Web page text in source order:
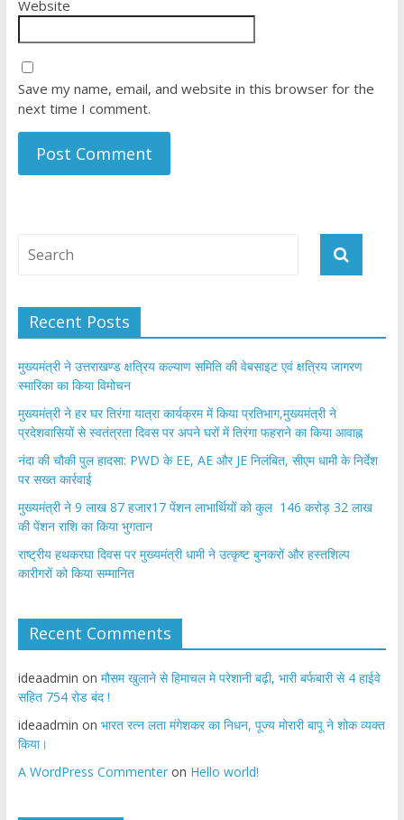
Website
Save my name, email, and website in this browser for the
next time I comment.
Recent Posts
मुख्यमंत्री ने उत्तराखण्ड क्षत्रिय कल्याण समिति की वेबसाइट एवं क्षत्रिय जागरण
स्मारिका का किया विमोचन
मुख्यमंत्री ने हर घर तिरंगा यात्रा कार्यक्रम में किया प्रतिभाग,मुख्यमंत्री ने
प्रदेशवासियों से स्वतंत्रता दिवस पर अपने घरों में तिरंगा फहराने का किया आवाह्न
नंदा की चौकी पुल हादसा: PWD के EE, AE और JE निलंबित, सीएम धामी के निर्देश
पर सख्त कार्रवाई
मुख्यमंत्री ने 9 लाख 87 हजार17 पेंशन लाभार्थियों को कुल 146 करोड़ 32 लाख
की पेंशन राशि का किया भुगतान
राष्ट्रीय हथकरघा दिवस पर मुख्यमंत्री धामी ने उत्कृष्ट बुनकरों और हस्तशिल्प
कारीगरों को किया सम्मानित
Recent Comments
ideaadmin on मौसम खुलाने से हिमाचल मे परेशानी बढ़ी, भारी बर्फबारी से 4 हाईवे
सहित 754 रोड बंद !
ideaadmin on भारत रत्न लता मंगेशकर का निधन, पूज्य मोरारी बापू ने शोक व्यक्त
किया।
A WordPress Commenteron Hello world!